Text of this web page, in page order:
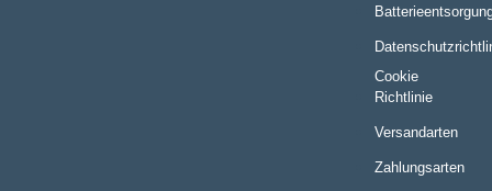
Cookie
Richtlinie
Versandarten
Zahlungsarten